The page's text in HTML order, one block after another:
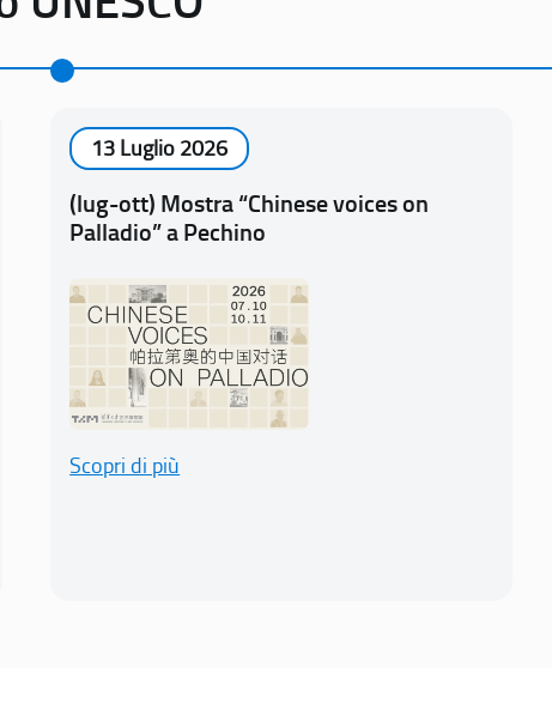
13 Luglio 2026
(lug-ott) Mostra “Chinese voices on
Palladio” a Pechino
Scopri di più